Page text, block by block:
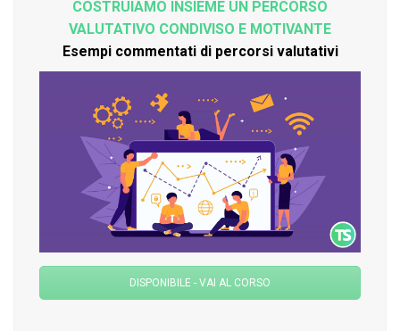
COSTRUIAMO INSIEME UN PERCORSO
VALUTATIVO CONDIVISO E MOTIVANTE
Esempi commentati di percorsi valutativi
DISPONIBILE - VAI AL CORSO